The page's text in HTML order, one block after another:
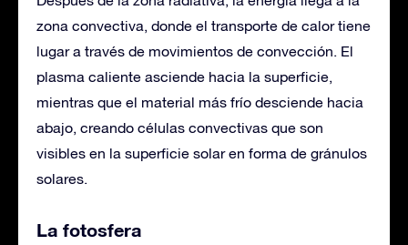
zona convectiva, donde el transporte de calor tiene
lugar a través de movimientos de convección. El
plasma caliente asciende hacia la superficie,
mientras que el material más frío desciende hacia
abajo, creando células convectivas que son
visibles en la superficie solar en forma de gránulos
solares.
La fotosfera